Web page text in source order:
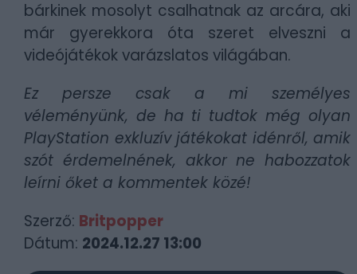
bárkinek mosolyt csalhatnak az arcára, aki
már gyerekkora óta szeret elveszni a
videójátékok varázslatos világában.
Ez persze csak a mi személyes
véleményünk, de ha ti tudtok még olyan
PlayStation exkluzív játékokat idénről, amik
szót érdemelnének, akkor ne habozzatok
leírni őket a kommentek közé!
Szerző: Britpopper
Dátum: 2024.12.27 13:00